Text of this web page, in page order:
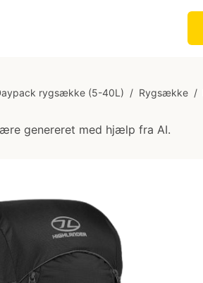
rygsække (5-40L) / Rygsække /
genereret med hjælp fra AI.